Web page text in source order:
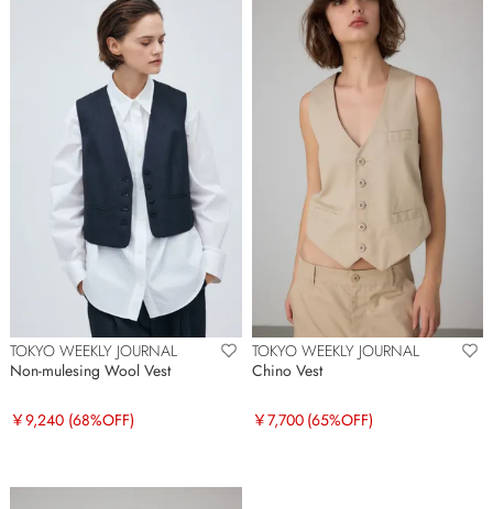
TOKYO WEEKLY JOURNAL
Non-mulesing Wool Vest
￥9,240 (68%OFF)
TOKYO WEEKLY JOURNAL
Chino Vest
￥7,700 (65%OFF)